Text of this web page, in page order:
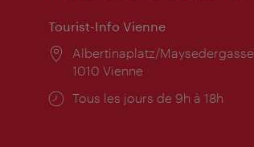
Tourist-Info Vienne
Lieu:
Albertinaplatz/Maysedergasse
1010 Vienne
Horaires
Tous les jours de 9h à 18h